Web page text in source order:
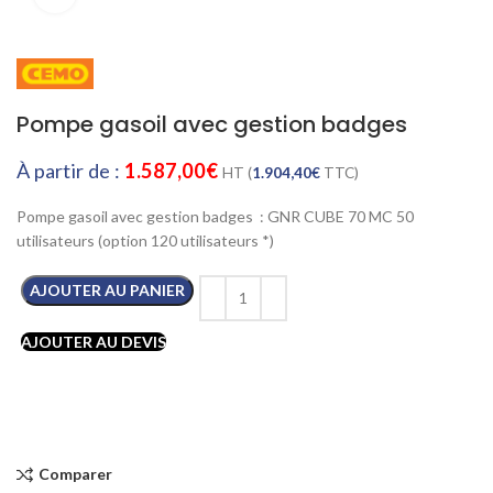
Pompe gasoil avec gestion badges
À partir de : 1.587,00€ HT (1.904,40€ TTC)
Pompe gasoil avec gestion badges : GNR CUBE 70 MC 50
utilisateurs (option 120 utilisateurs *)
AJOUTER AU PANIER
AJOUTER AU DEVIS
Comparer